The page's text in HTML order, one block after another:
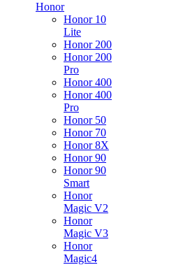
Honor
Honor 10
Lite
Honor 200
Honor 200
Pro
Honor 400
Honor 400
Pro
Honor 50
Honor 70
Honor 8X
Honor 90
Honor 90
Smart
Honor
Magic V2
Honor
Magic V3
Honor
Magic4